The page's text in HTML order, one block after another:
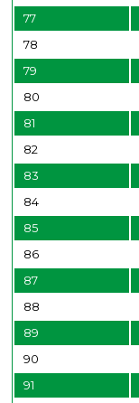
77
78
79
80
81
82
83
84
85
86
87
88
89
90
91